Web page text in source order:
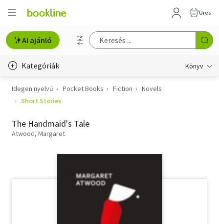
Üres
AI ajánló
Kategóriák Könyv
Életmód, egészség
Gyermek- és ifjúsági
Hobbi, szabadidő
Idegen nyelvű Pocket Books Fiction
Novels
Short Stories
The Handmaid's Tale
Atwood, Margaret